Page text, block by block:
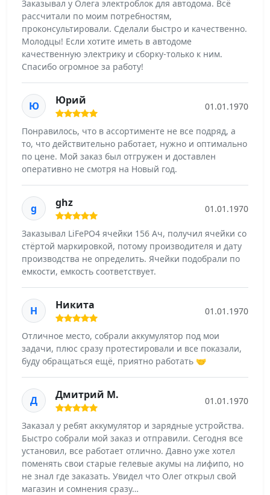
Заказывал у Олега электроблок для автодома. Всё
рассчитали по моим потребностям,
проконсультировали. Сделали быстро и качественно.
Молодцы! Если хотите иметь в автодоме
качественную электрику и сборку-только к ним.
Спасибо огромное за работу!
Ю Юрий 01.01.1970
Понравилось, что в ассортименте не все подряд, а
то, что действительно работает, нужно и оптимально
по цене. Мой заказ был отгружен и доставлен
оперативно не смотря на Новый год.
g ghz 01.01.1970
Заказывал LiFePO4 ячейки 156 Ач, получил ячейки со
стёртой маркировкой, потому производителя и дату
производства не определить. Ячейки подобрали по
емкости, емкость соответствует.
Н Никита 01.01.1970
Отличное место, собрали аккумулятор под мои
задачи, плюс сразу протестировали и все показали,
буду обращаться ещё, приятно работать 🤝
Д Дмитрий М. 01.01.1970
Заказал у ребят аккумулятор и зарядные устройства.
Быстро собрали мой заказ и отправили. Сегодня все
установил, все работает отлично. Давно уже хотел
поменять свои старые гелевые акумы на лифипо, но
не знал где заказать. Увидел что Олег открыл свой
магазин и сомнения сразу…